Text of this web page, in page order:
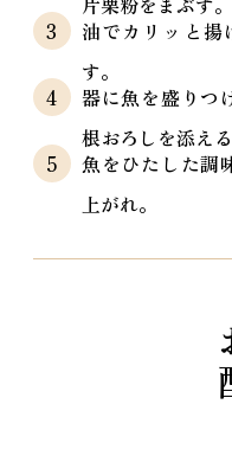
油でカリッと揚
す。
器に魚を盛りつ
根おろしを添える
魚をひたした調
上がれ。